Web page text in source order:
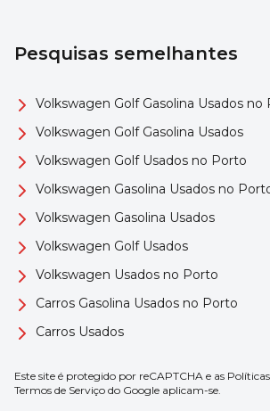
Pesquisas semelhantes
Volkswagen Golf Gasolina Usados no
Volkswagen Golf Gasolina Usados
Volkswagen Golf Usados no Porto
Volkswagen Gasolina Usados no
Volkswagen Gasolina Usados
Volkswagen Golf Usados
Volkswagen Usados no Porto
Carros Gasolina Usados no Porto
Carros Usados
Este site é protegido por reCAPTCHA e as
Termos de Serviço do Google aplicam-se.